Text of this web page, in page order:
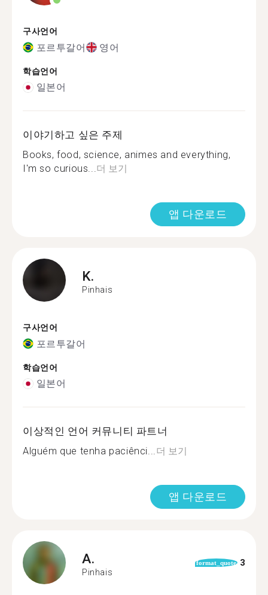
구사언어
포르투갈어 영어
학습언어
일본어
이야기하고 싶은 주제
Books, food, science, animes and everything,
I'm so curious...더 보기
앱 다운로드
K.
Pinhais
구사언어
포르투갈어
학습언어
일본어
이상적인 언어 커뮤니티 파트너
Alguém que tenha paciênci...더 보기
앱 다운로드
A.
Pinhais
format_quote 3